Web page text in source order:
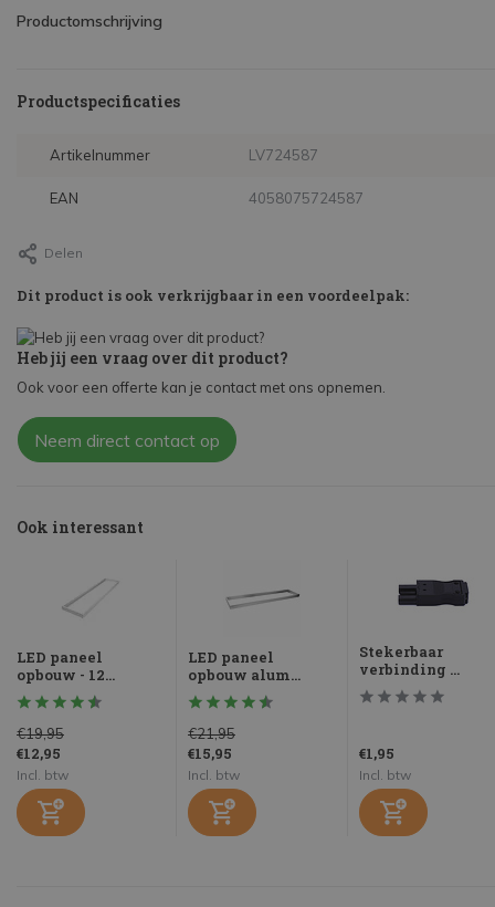
Productomschrijving
Productspecificaties
Artikelnummer LV724587
EAN 4058075724587
Delen
Dit product is ook verkrijgbaar in een voordeelpak:
Heb jij een vraag over dit product?
Ook voor een offerte kan je contact met ons opnemen.
Neem direct contact op
Ook interessant
LED paneel
opbouw - 12...
€19,95
€12,95
Incl. btw
LED paneel
opbouw alum...
€21,95
€15,95
Incl. btw
Stekerbaar
verbinding ...
€1,95
Incl. btw